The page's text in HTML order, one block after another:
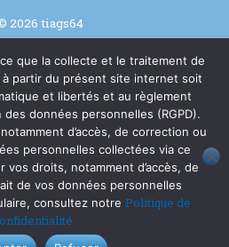
2026 tiags64
par Alain Manaut
que la collecte et le traitement de
partir du présent site internet soit
et libertés et au règlement
données personnelles (RGPD).
d’accès, de correction ou
personnelles collectées via ce
vos droits, notamment d’accès, de
de vos données personnelles
consultez notre Politique de